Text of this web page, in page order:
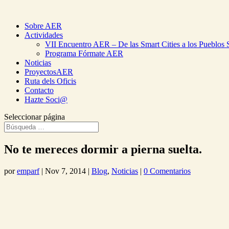
Sobre AER
Actividades
VII Encuentro AER – De las Smart Cities a los Pueblos
Programa Fórmate AER
Noticias
ProyectosAER
Ruta dels Oficis
Contacto
Hazte Soci@
Seleccionar página
No te mereces dormir a pierna suelta.
poremparf| Nov 7, 2014 | Blog, Noticias | 0 Comentarios